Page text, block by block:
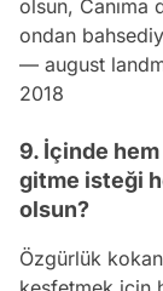
olsun, Canıma
ondan
— august
2018
9. İçinde
gitme isteği
olsun?
Özgürlük